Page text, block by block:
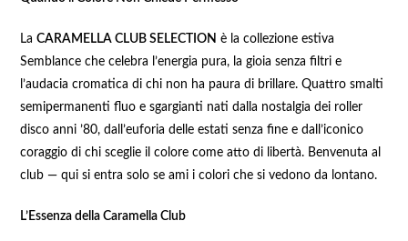
LaCARAMELLA CLUB SELECTION è la collezione estiva
Semblance che celebra l’energia pura, la gioia senza filtri e
l’audacia cromatica di chi non ha paura di brillare. Quattro smalti
semipermanenti fluo e sgargianti nati dalla nostalgia dei roller
disco anni ’80, dall’euforia delle estati senza fine e dall’iconico
coraggio di chi sceglie il colore come atto di libertà. Benvenuta al
club — qui si entra solo se ami i colori che si vedono da lontano.
L’Essenza della Caramella Club